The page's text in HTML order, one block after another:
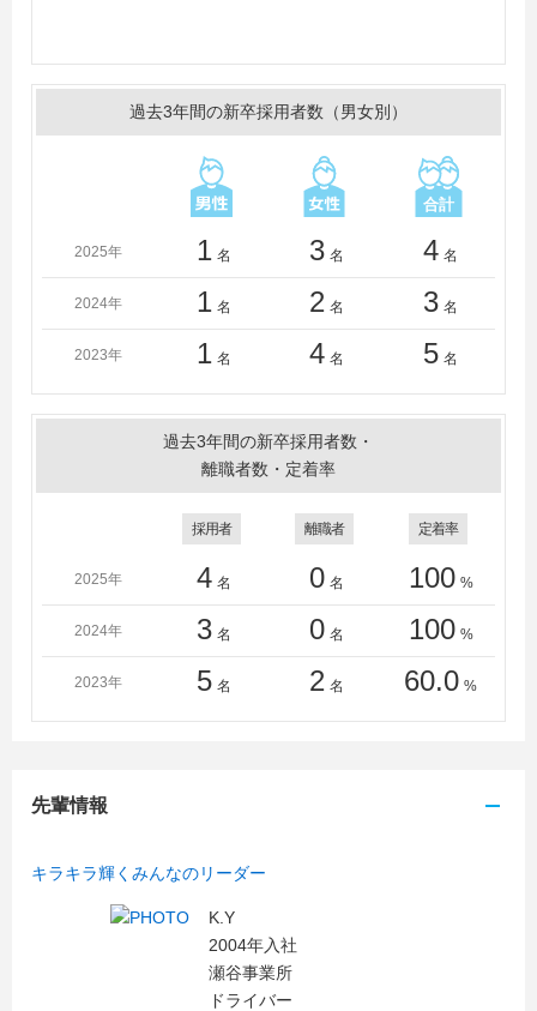
過去3年間の新卒採用者数（男女別）
2025年 1 名 3 名 4 名
2024年 1 名 2 名 3 名
2023年 1 名 4 名 5 名
過去3年間の新卒採用者数・
離職者数・定着率
採用者 離職者 定着率
2025年 4 名 0 名 100 %
2024年 3 名 0 名 100 %
2023年 5 名 2 名 60.0 %
先輩情報
キラキラ輝くみんなのリーダー
K.Y
2004年入社
瀬谷事業所
ドライバー